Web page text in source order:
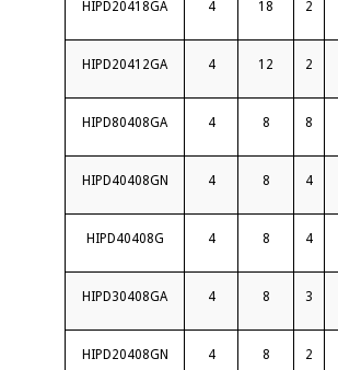
HIPD20418GA 4 18 2
HIPD20412GA 4 12 2
HIPD80408GA 4 8 8
HIPD40408GN 4 8 4
HIPD40408G 4 8 4
HIPD30408GA 4 8 3
HIPD20408GN 4 8 2